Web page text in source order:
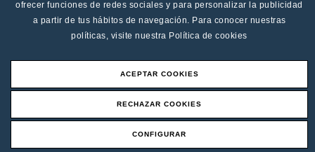
ofrecer funciones de redes sociales y para personalizar la publicidad
a partir de tus hábitos de navegación. Para conocer nuestras
políticas, visite nuestra Política de cookies
ACEPTAR COOKIES
RECHAZAR COOKIES
CONFIGURAR